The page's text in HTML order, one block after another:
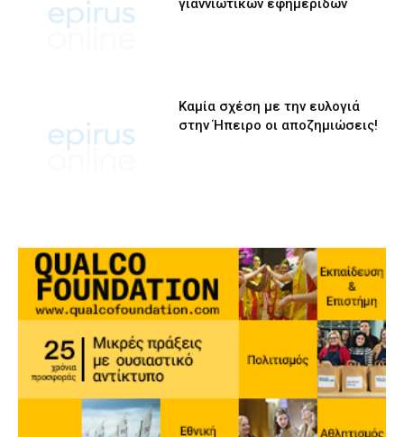
Καμία σχέση με την ευλογιά
στην Ήπειρο οι αποζημιώσεις!